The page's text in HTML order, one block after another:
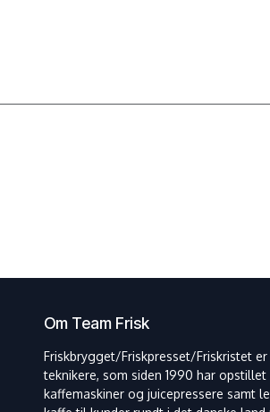
Om Team Frisk
Friskbrygget/Friskpresset/Friskristet
teknikere, som siden 1990 har
kaffemaskiner og juicepressere samt